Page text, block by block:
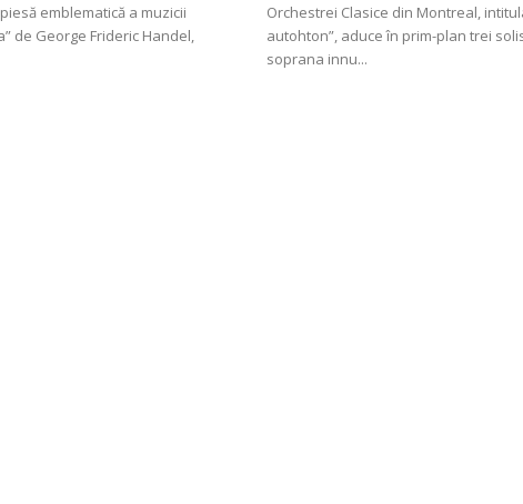
emblematică a muzicii
de George Frideric Handel,
Orchestrei Clasice din Montreal,
autohton”, aduce în prim-plan trei
soprana innu...